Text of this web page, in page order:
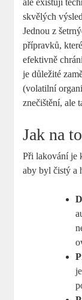
ale existují
skvělých
Jednou z
přípravků,
efektivně
je důležité
(volatilní
znečištění, ale
Jak na
Při lakování je
aby byl čistý a